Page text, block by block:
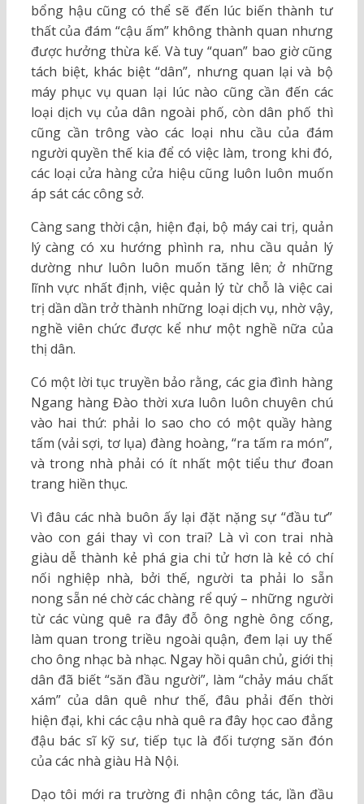
bổng hậu cũng có thể sẽ đến lúc biến thành tư
thất của đám “cậu ấm” không thành quan nhưng
được hưởng thừa kế. Và tuy “quan” bao giờ cũng
tách biệt, khác biệt “dân”, nhưng quan lại và bộ
máy phục vụ quan lại lúc nào cũng cần đến các
loại dịch vụ của dân ngoài phố, còn dân phố thì
cũng cần trông vào các loại nhu cầu của đám
người quyền thế kia để có việc làm, trong khi đó,
các loại cửa hàng cửa hiệu cũng luôn luôn muốn
áp sát các công sở.
Càng sang thời cận, hiện đại, bộ máy cai trị, quản
lý càng có xu hướng phình ra, nhu cầu quản lý
dường như luôn luôn muốn tăng lên; ở những
lĩnh vực nhất định, việc quản lý từ chỗ là việc cai
trị dần dần trở thành những loại dịch vụ, nhờ vậy,
nghề viên chức được kể như một nghề nữa của
thị dân.
Có một lời tục truyền bảo rằng, các gia đình hàng
Ngang hàng Đào thời xưa luôn luôn chuyên chú
vào hai thứ: phải lo sao cho có một quầy hàng
tấm (vải sợi, tơ lụa) đàng hoàng, “ra tấm ra món”,
và trong nhà phải có ít nhất một tiểu thư đoan
trang hiền thục.
Vì đâu các nhà buôn ấy lại đặt nặng sự “đầu tư”
vào con gái thay vì con trai? Là vì con trai nhà
giàu dễ thành kẻ phá gia chi tử hơn là kẻ có chí
nối nghiệp nhà, bởi thế, người ta phải lo sẵn
nong sẵn né chờ các chàng rể quý – những người
từ các vùng quê ra đây đỗ ông nghè ông cống,
làm quan trong triều ngoài quận, đem lại uy thế
cho ông nhạc bà nhạc. Ngay hồi quân chủ, giới thị
dân đã biết “săn đầu người”, làm “chảy máu chất
xám” của dân quê như thế, đâu phải đến thời
hiện đại, khi các cậu nhà quê ra đây học cao đẳng
đậu bác sĩ kỹ sư, tiếp tục là đối tượng săn đón
của các nhà giàu Hà Nội.
Dạo tôi mới ra trường đi nhận công tác, lần đầu